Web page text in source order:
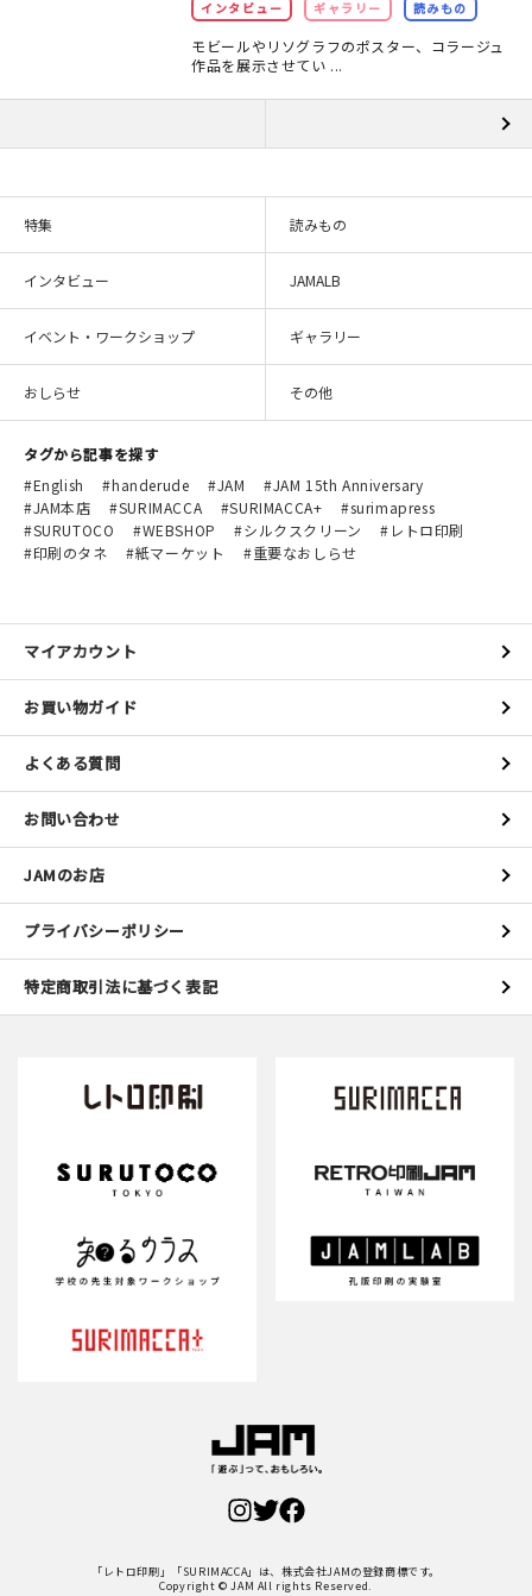
インタビュー ギャラリー 読みもの
モビールやリソグラフのポスター、コラージュ
作品を展示させてい ...
特集 読みもの
インタビュー JAMALB
イベント・ワークショップ ギャラリー
おしらせ その他
タグから記事を探す
English
handerude JAM
JAM 15th Anniversary
JAM本店
SURIMACCA SURIMACCA+
surimapress
SURUTOCO
WEBSHOP シルクスクリーン
レトロ印刷
印刷のタネ
紙マーケット 重要なおしらせ
マイアカウント
お買い物ガイド
よくある質問
お問い合わせ
JAMのお店
プライバシーポリシー
特定商取引法に基づく表記
「レトロ印刷」「SURIMACCA」は、株式会社JAMの登録商標です。
Copyright © JAM All rights Reserved.